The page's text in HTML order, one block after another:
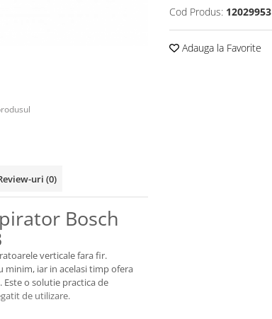
Cod Produs: 12029953
Adauga la Favorite
uri (0)
Bosch
verticale fara fir.
iar in acelasi timp ofera
o solutie practica de
de utilizare.